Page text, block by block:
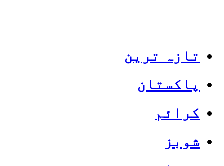
تازہ ترین
پاکستان
کرائم
شوبز
Categories
Top News